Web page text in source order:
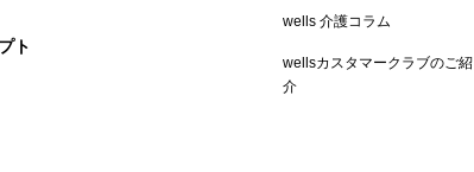
ト
wells 介護コラム
wellsカスタマークラブのご紹
介